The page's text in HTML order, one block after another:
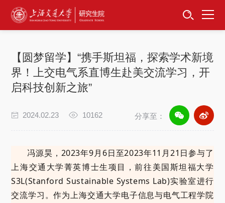
首页
招生工作
培养服务
卓越工程师
【圆梦留学】“携手斯坦福，探索学术新境
界！上交电气系直博生赴美交流学习，开
启科技创新之旅”
2024.02.23 10162 分享至：
冯源昊，2023年9月6日至2023年11月21日参与了
上海交通大学菁英博士生项目，前往美国斯坦福大学
S3L(Stanford Sustainable Systems Lab)实验室进行
交流学习。作为上海交通大学电子信息与电气工程学院